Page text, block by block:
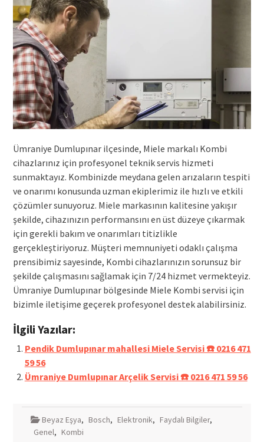
Ümraniye Dumlupınar ilçesinde, Miele markalı Kombi
cihazlarınız için profesyonel teknik servis hizmeti
sunmaktayız. Kombinizde meydana gelen arızaların tespiti
ve onarımı konusunda uzman ekiplerimiz ile hızlı ve etkili
çözümler sunuyoruz. Miele markasının kalitesine yakışır
şekilde, cihazınızın performansını en üst düzeye çıkarmak
için gerekli bakım ve onarımları titizlikle
gerçekleştiriyoruz. Müşteri memnuniyeti odaklı çalışma
prensibimiz sayesinde, Kombi cihazlarınızın sorunsuz bir
şekilde çalışmasını sağlamak için 7/24 hizmet vermekteyiz.
Ümraniye Dumlupınar bölgesinde Miele Kombi servisi için
bizimle iletişime geçerek profesyonel destek alabilirsiniz.
İlgili Yazılar:
Pendik Dumlupınar mahallesi Miele Servisi ☎️ 0216 471
59 56
Ümraniye Dumlupınar Arçelik Servisi ☎️ 0216 471 59 56
Beyaz Eşya, Bosch, Elektronik, Faydalı Bilgiler,
Genel, Kombi